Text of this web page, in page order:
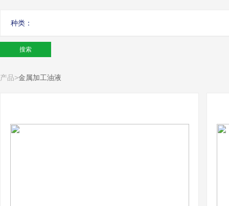
种类：
产品>金属加工油液